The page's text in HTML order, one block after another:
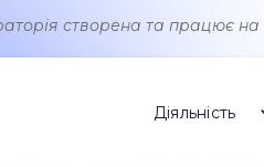
створена та працює на
Діяльність